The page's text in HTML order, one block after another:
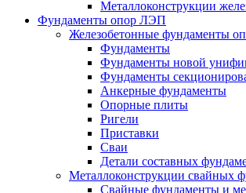
Металлоконструкции
Фундаменты опор ЛЭП
Железобетонные фундаменты
Фундаменты
Фундаменты новой
Фундаменты
Анкерные фундаменты
Опорные плиты
Ригели
Приставки
Сваи
Детали составных
Металлоконструкции свайных
Свайные фундаменты и